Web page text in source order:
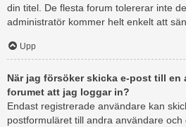
din titel. De flesta forum tolererar inte
administratör kommer helt enkelt att
Upp
När jag försöker skicka e-post till en
forumet att jag loggar in?
Endast registrerade användare kan
postformuläret till andra användare